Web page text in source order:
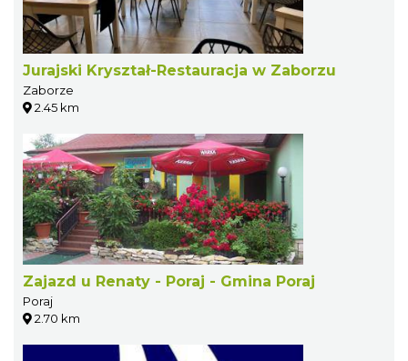
Jurajski Kryształ-Restauracja w Zaborzu
Zaborze
2.45 km
Zajazd u Renaty - Poraj - Gmina Poraj
Poraj
2.70 km